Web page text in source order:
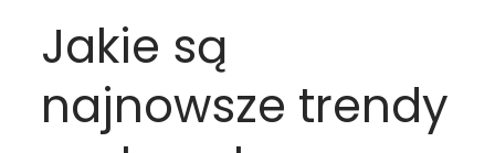
Jakie są
najnowsze trendy